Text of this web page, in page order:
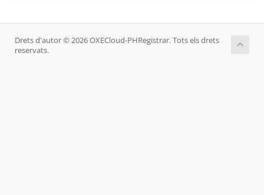
Drets d'autor © 2026 OXECloud-PHRegistrar. Tots els drets
reservats.